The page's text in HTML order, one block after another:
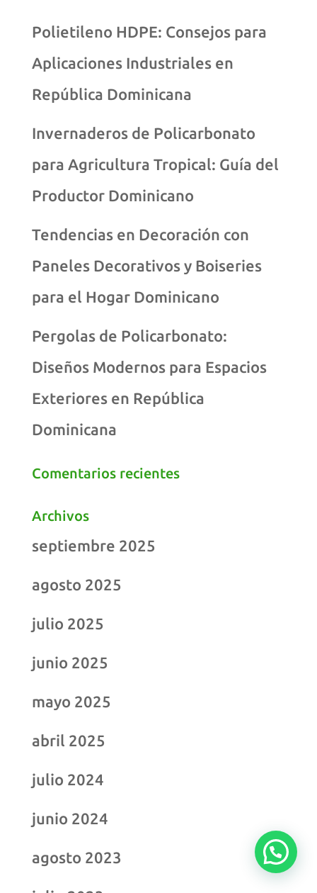
Polietileno HDPE: Consejos para
Aplicaciones Industriales en
República Dominicana
Invernaderos de Policarbonato
para Agricultura Tropical: Guía del
Productor Dominicano
Tendencias en Decoración con
Paneles Decorativos y Boiseries
para el Hogar Dominicano
Pergolas de Policarbonato:
Diseños Modernos para Espacios
Exteriores en República
Dominicana
Comentarios recientes
Archivos
septiembre 2025
agosto 2025
julio 2025
junio 2025
mayo 2025
abril 2025
julio 2024
junio 2024
agosto 2023